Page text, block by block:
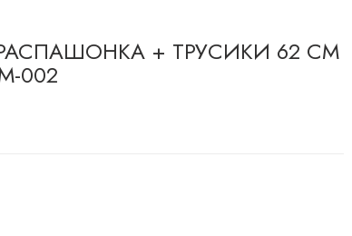
+ ТРУСИКИ 62 СМ
002